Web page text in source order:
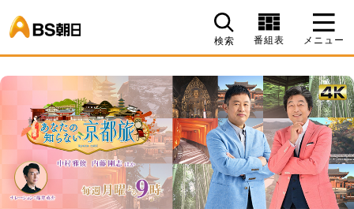
検索 番組表 メニュー